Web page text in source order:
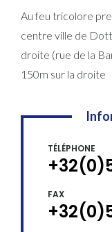
Au feu tricolore
centre ville de
droite (rue de la
150m sur la droite
TÉLÉPHONE
FAX